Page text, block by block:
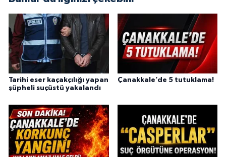
Tarihi eser kaçakçılığı yapan
şüpheli suçüstü yakalandı
Çanakkale’de 5 tutuklama!